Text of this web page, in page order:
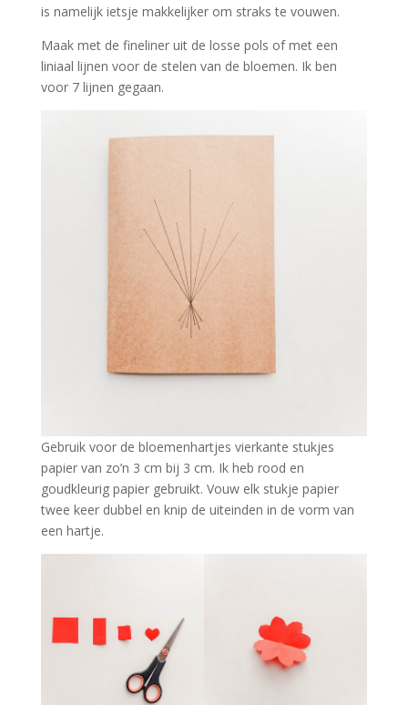
is namelijk ietsje makkelijker om straks te vouwen.
Maak met de fineliner uit de losse pols of met een
liniaal lijnen voor de stelen van de bloemen. Ik ben
voor 7 lijnen gegaan.
Gebruik voor de bloemenhartjes vierkante stukjes
papier van zo’n 3 cm bij 3 cm. Ik heb rood en
goudkleurig papier gebruikt. Vouw elk stukje papier
twee keer dubbel en knip de uiteinden in de vorm van
een hartje.